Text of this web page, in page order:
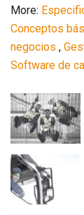
More:
Conceptos
negocios ,
Software de